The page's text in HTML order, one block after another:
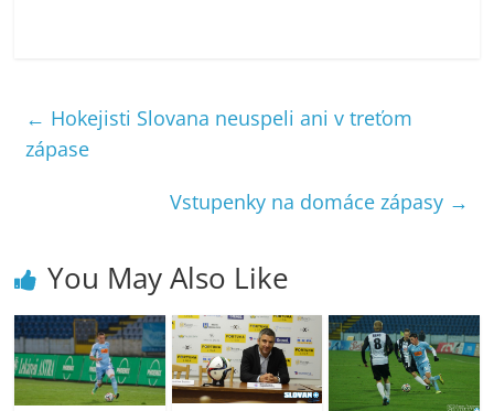
← Hokejisti Slovana neuspeli ani v treťom
zápase
Vstupenky na domáce zápasy →
You May Also Like